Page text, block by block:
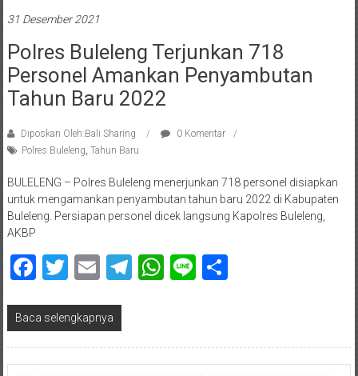
31 Desember 2021
Polres Buleleng Terjunkan 718
Personel Amankan Penyambutan
Tahun Baru 2022
Diposkan Oleh:Bali Sharing
0 Komentar
Polres Buleleng, Tahun Baru
BULELENG – Polres Buleleng menerjunkan 718 personel disiapkan
untuk mengamankan penyambutan tahun baru 2022 di Kabupaten
Buleleng. Persiapan personel dicek langsung Kapolres Buleleng,
AKBP
Facebook
Twitter
EmailTelegram
WhatsApp
LineShare
Baca selengkapnya